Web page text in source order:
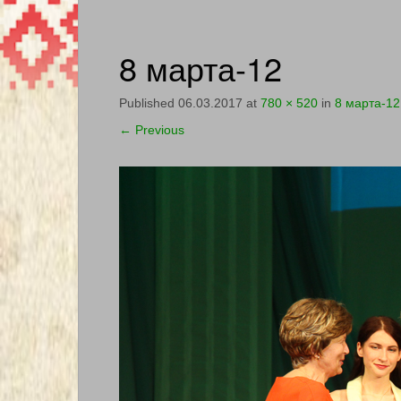
8 марта-12
Published 06.03.2017 at 780 × 520 in 8 марта-12
← Previous